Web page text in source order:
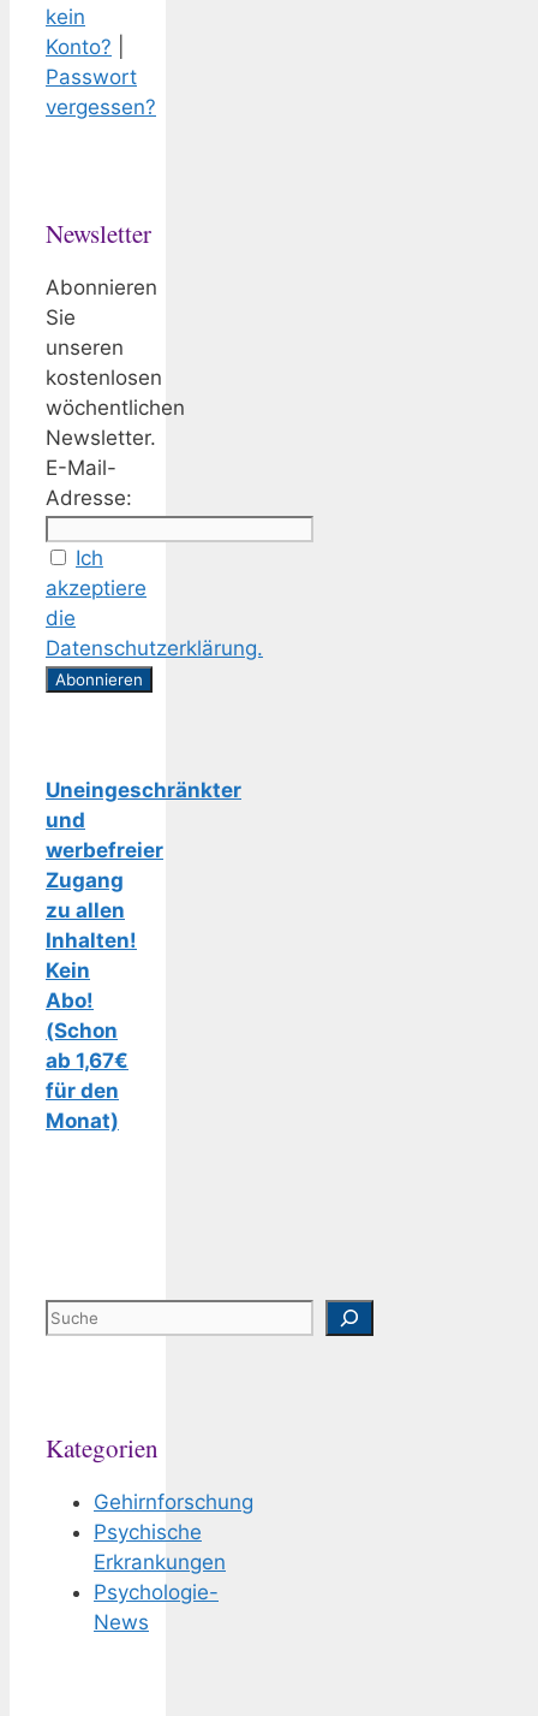
kein
Konto?
Passwort
vergessen?
Newsletter
Abonnieren
Sie
unseren
kostenlosen
wöchentlichen
Newsletter.
E-Mail-
Adresse:
Ich
akzeptiere
die
Datenschutzerklärung.
Uneingeschränkter
und
werbefreier
Zugang
zu allen
Inhalten!
Kein
Abo!
(Schon
ab 1,67€
für den
Monat)
Suchen
Kategorien
Gehirnforschung
Psychische
Erkrankungen
Psychologie-
News